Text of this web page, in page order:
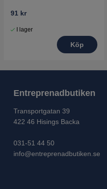
91 kr
I lager
Köp
Entreprenadbutiken
Transportgatan 39
422 46 Hisings Backa
031-51 44 50
info@entreprenadbutiken.se